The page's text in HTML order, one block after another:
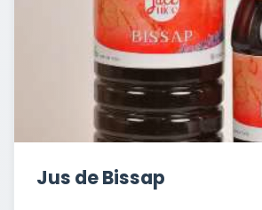
Jus de Bissap